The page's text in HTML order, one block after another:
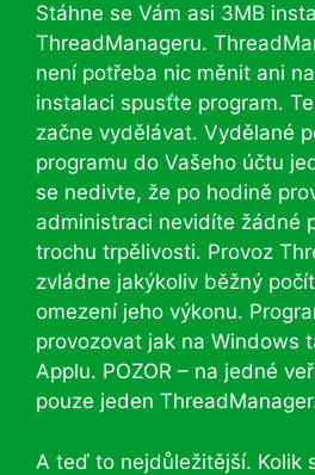
Stáhne se Vám asi 3MB
ThreadManageru.
není potřeba nic měnit ani
instalaci spusťte program.
začne vydělávat. Vydělané
programu do Vašeho účtu
se nedivte, že po hodině
administraci nevidíte žádné
trochu trpělivosti. Provoz
zvládne jakýkoliv běžný
omezení jeho výkonu.
provozovat jak na Windows
Applu. POZOR – na jedné
pouze jeden
A teď to nejdůležitější. Kolik